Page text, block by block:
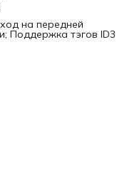
на передней
Поддержка тэгов ID3